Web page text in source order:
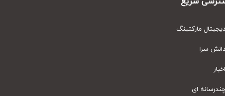
مارکتینگ
سرا
ای